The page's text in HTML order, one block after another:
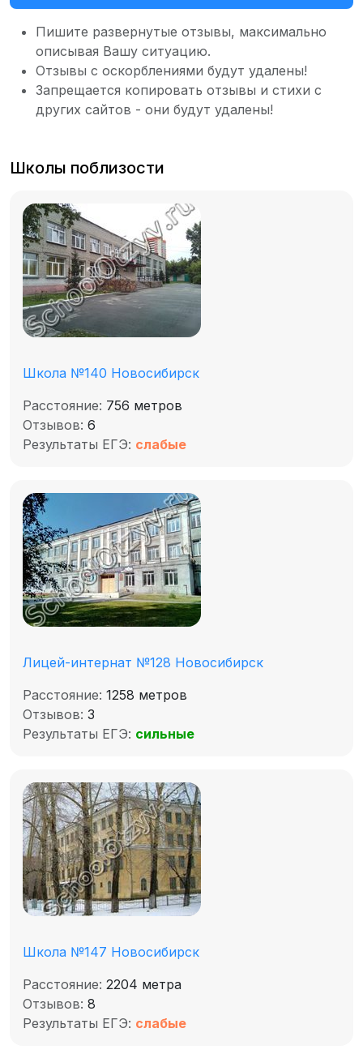
Пишите развернутые отзывы, максимально
описывая Вашу ситуацию.
Отзывы с оскорблениями будут удалены!
Запрещается копировать отзывы и стихи с
других сайтов - они будут удалены!
Школы поблизости
Школа №140 Новосибирск
Расстояние: 756 метров
Отзывов: 6
Результаты ЕГЭ: слабые
Лицей-интернат №128 Новосибирск
Расстояние: 1258 метров
Отзывов: 3
Результаты ЕГЭ: сильные
Школа №147 Новосибирск
Расстояние: 2204 метра
Отзывов: 8
Результаты ЕГЭ: слабые